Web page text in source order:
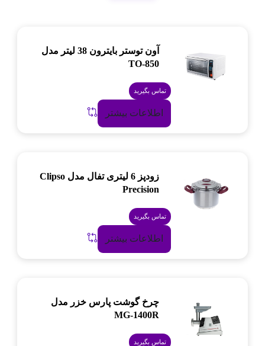
آون توستر بایترون 38 لیتر مدل
TO-850
تماس بگیرید
اطلاعات بیشتر
زودپز 6 لیتری تفال مدل Clipso
Precision
تماس بگیرید
اطلاعات بیشتر
چرخ گوشت پارس خزر مدل
MG-1400R
تماس بگیرید